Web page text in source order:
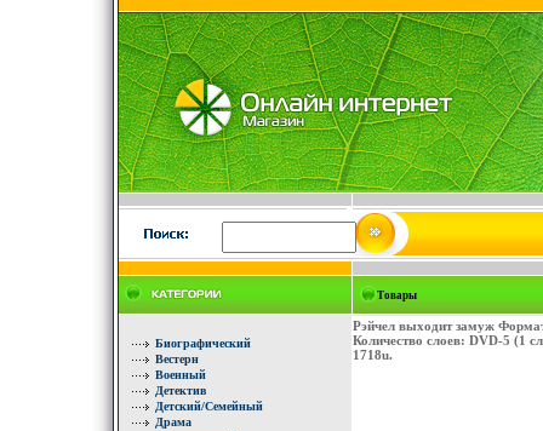
Биографический
Вестерн
Военный
Детектив
Детский/Семейный
Драма
Товары
Рэйчел выходит замуж
Количество слоев: DVD-5 (1
1718u.